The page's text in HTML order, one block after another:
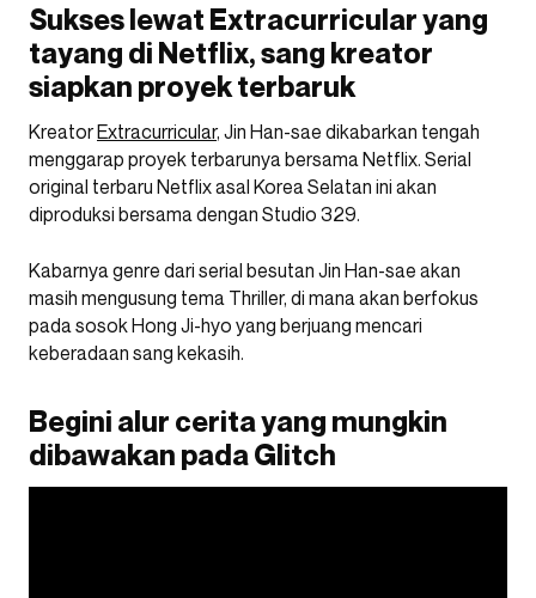
Sukses lewat Extracurricular yang
tayang di Netflix, sang kreator
siapkan proyek terbaruk
KreatorExtracurricular, Jin Han-sae dikabarkan tengah
menggarap proyek terbarunya bersama Netflix. Serial
original terbaru Netflix asal Korea Selatan ini akan
diproduksi bersama dengan Studio 329.
Kabarnya genre dari serial besutan Jin Han-sae akan
masih mengusung tema Thriller, di mana akan berfokus
pada sosok Hong Ji-hyo yang berjuang mencari
keberadaan sang kekasih.
Begini alur cerita yang mungkin
dibawakan pada Glitch